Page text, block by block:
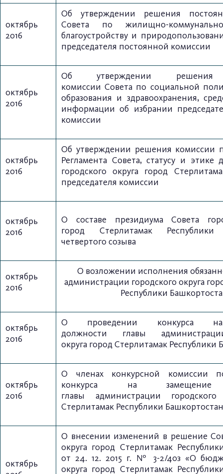
октябрь
2016
Об утверждении решения
Совета по жилищно-
благоустройству и
председателя постоянной комиссии
октябрь
2016
Об утверждении решения
комиссииСовета по социальной
образования и здравоохранения,
информацииоб избрании
комиссии
октябрь
2016
Об утверждении решения комиссии
Регламента Совета,статусу и этике
городского округа город
председателя комиссии
октябрь
2016
О составе президиума Совета
город Стерлитамак Республики
четвертого созыва
октябрь
2016
О возложении исполнения
администрации городского округа
Республики
октябрь
2016
О проведении конкурса
должности главы
округа город Стерлитамак Республики
октябрь
2016
О членах конкурсной комиссии
конкурса на замещение
главы администрации
Стерлитамак Республики Башкортостан
октябрь
О внесении изменений в решение
округа город Стерлитамак
от 24. 12. 2015 г. № 3-2/40з «О
округа город Стерлитамак